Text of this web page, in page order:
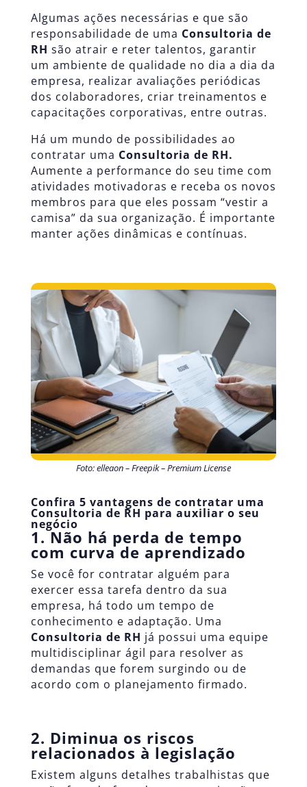
Algumas ações necessárias e que são
responsabilidade de uma Consultoria de
RH são atrair e reter talentos, garantir
um ambiente de qualidade no dia a dia da
empresa, realizar avaliações periódicas
dos colaboradores, criar treinamentos e
capacitações corporativas, entre outras.
Há um mundo de possibilidades ao
contratar uma Consultoria de RH.
Aumente a performance do seu time com
atividades motivadoras e receba os novos
membros para que eles possam “vestir a
camisa” da sua organização. É importante
manter ações dinâmicas e contínuas.
Foto: elleaon – Freepik – Premium License
Confira 5 vantagens de contratar uma
Consultoria de RH para auxiliar o seu
negócio
1. Não há perda de tempo
com curva de aprendizado
Se você for contratar alguém para
exercer essa tarefa dentro da sua
empresa, há todo um tempo de
conhecimento e adaptação. Uma
Consultoria de RH já possui uma equipe
multidisciplinar ágil para resolver as
demandas que forem surgindo ou de
acordo com o planejamento firmado.
2. Diminua os riscos
relacionados à legislação
Existem alguns detalhes trabalhistas que